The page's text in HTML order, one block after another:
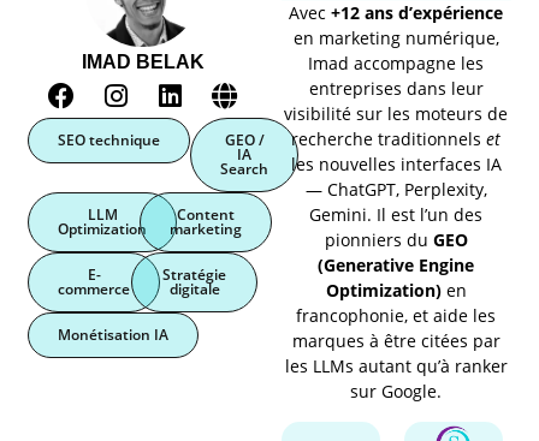
IMAD BELAK
SEO technique GEO /
IA
Search
LLM
Optimization
Content
marketing
E-
commerce
Stratégie
digitale
Monétisation IA
Avec+12 ans d’expérience
en marketing numérique,
Imad accompagne les
entreprises dans leur
visibilité sur les moteurs de
recherche traditionnelset
les nouvelles interfaces IA
— ChatGPT, Perplexity,
Gemini. Il est l’un des
pionniers du GEO
(Generative Engine
Optimization)en
francophonie, et aide les
marques à être citées par
les LLMs autant qu’à ranker
sur Google.